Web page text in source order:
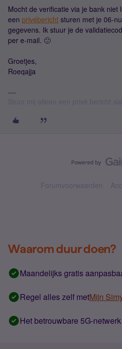
Mocht de verificatie via je bank niet
een privébericht sturen met je 06-
gegevens. Ik stuur je de
per e-mail. 🙂
Groetjes,
Roeqajja
Forumvoorwaarden
Waarom duur doen?
Maandelijks gratis
Regel alles zelf metMijn
Het betrouwbare 5G-